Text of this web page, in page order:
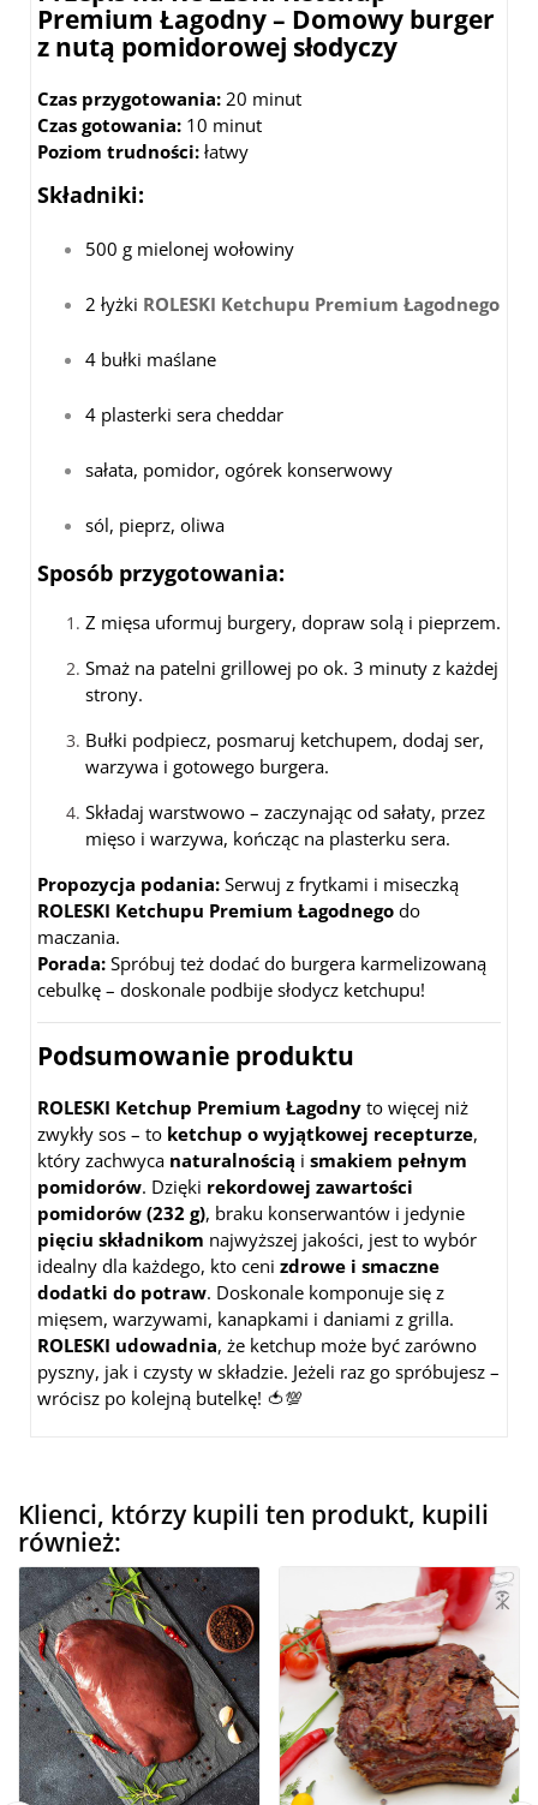
Premium Łagodny – Domowy burger
z nutą pomidorowej słodyczy
Czas przygotowania: 20 minut
Czas gotowania: 10 minut
Poziom trudności: łatwy
Składniki:
500 g mielonej wołowiny
2 łyżki ROLESKI Ketchupu Premium Łagodnego
4 bułki maślane
4 plasterki sera cheddar
sałata, pomidor, ogórek konserwowy
sól, pieprz, oliwa
Sposób przygotowania:
Z mięsa uformuj burgery, dopraw solą i pieprzem.
Smaż na patelni grillowej po ok. 3 minuty z każdej
strony.
Bułki podpiecz, posmaruj ketchupem, dodaj ser,
warzywa i gotowego burgera.
Składaj warstwowo – zaczynając od sałaty, przez
mięso i warzywa, kończąc na plasterku sera.
Propozycja podania: Serwuj z frytkami i miseczką
ROLESKI Ketchupu Premium Łagodnego do
maczania.
Porada: Spróbuj też dodać do burgera karmelizowaną
cebulkę – doskonale podbije słodycz ketchupu!
Podsumowanie produktu
ROLESKI Ketchup Premium Łagodny to więcej niż
zwykły sos – to ketchup o wyjątkowej recepturze,
który zachwyca naturalnością i smakiem pełnym
pomidorów. Dzięki rekordowej zawartości
pomidorów (232 g), braku konserwantów i jedynie
pięciu składnikom najwyższej jakości, jest to wybór
idealny dla każdego, kto ceni zdrowe i smaczne
dodatki do potraw. Doskonale komponuje się z
mięsem, warzywami, kanapkami i daniami z grilla.
ROLESKI udowadnia, że ketchup może być zarówno
pyszny, jak i czysty w składzie. Jeżeli raz go spróbujesz –
wrócisz po kolejną butelkę! 🍅💯
Klienci, którzy kupili ten produkt, kupili
również: